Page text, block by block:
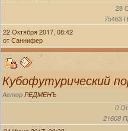
28
75463
22 Октября 2017, 08:42
отСаннифер
Кубофутурический
Автор РЕДМЕНЪ
0
21608